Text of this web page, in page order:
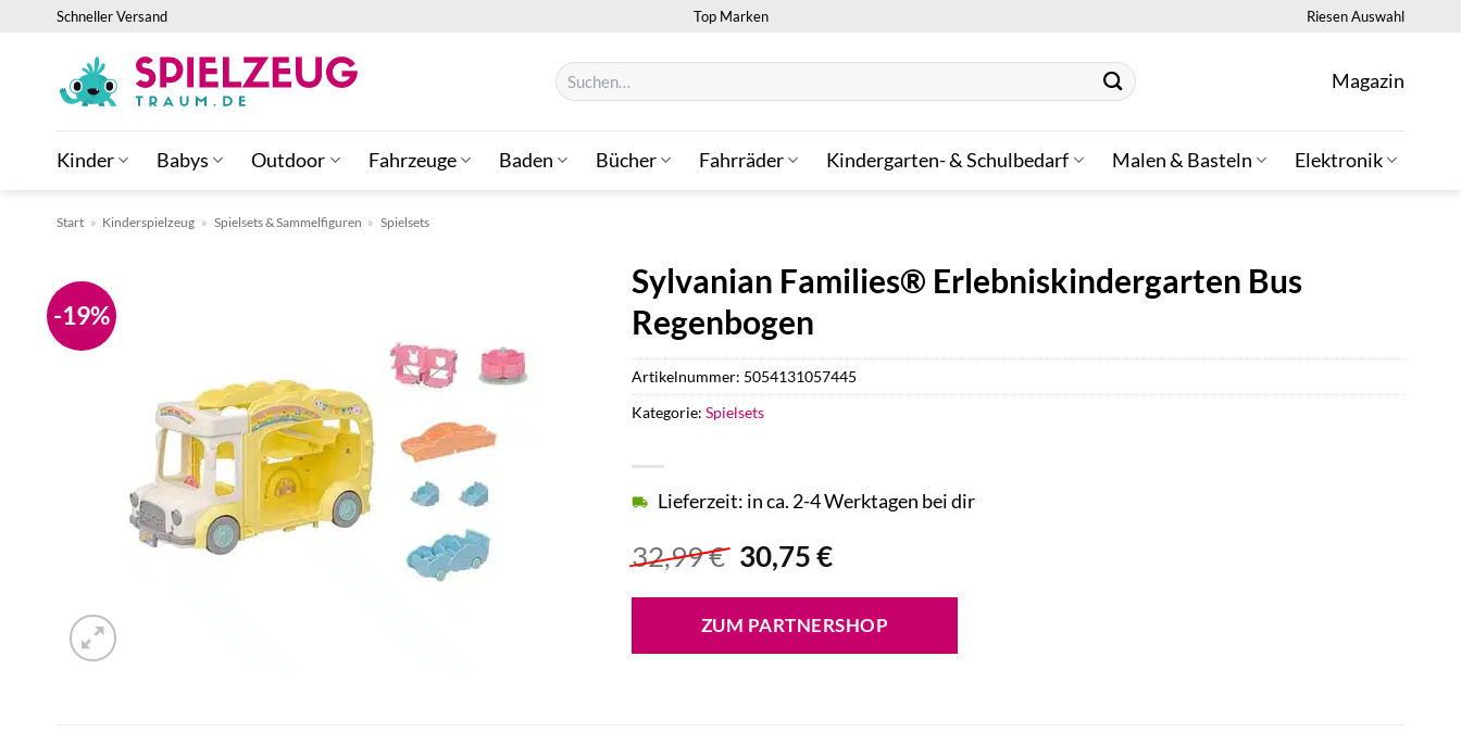
springen
Schneller Versand Top Marken Riesen Auswahl
Suchen
nach:
Magazin
Kinder Babys Outdoor Fahrzeuge Baden Bücher Fahrräder Kindergarten- & Schulbedarf Malen & Basteln Elektronik
Start » Kinderspielzeug » Spielsets & Sammelfiguren » Spielsets
-19%
Sylvanian Families® Erlebniskindergarten Bus
Regenbogen
32,99€ Ursprünglicher
Preis
war:
32,99 €
30,75€Aktueller
ist:
30,75 €.
Lieferzeit: in ca. 2-4 Werktagen bei dir
ZUM PARTNERSHOP
Artikelnummer: 5054131057445
Kategorie:Spielsets